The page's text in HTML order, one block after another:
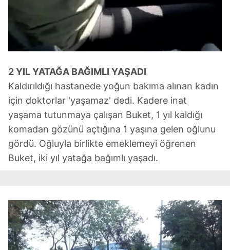
2 YIL YATAĞA BAĞIMLI YAŞADI
Kaldırıldığı hastanede yoğun bakıma alınan kadın
için doktorlar 'yaşamaz' dedi. Kadere inat
yaşama tutunmaya çalışan Buket, 1 yıl kaldığı
komadan gözünü açtığına 1 yaşına gelen oğlunu
gördü. Oğluyla birlikte emeklemeyi öğrenen
Buket, iki yıl yatağa bağımlı yaşadı.